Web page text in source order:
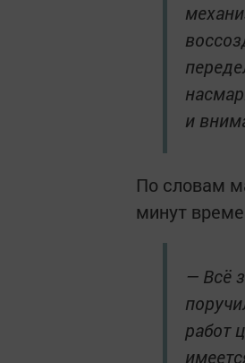
и
По словам
минут
— Всё
работ